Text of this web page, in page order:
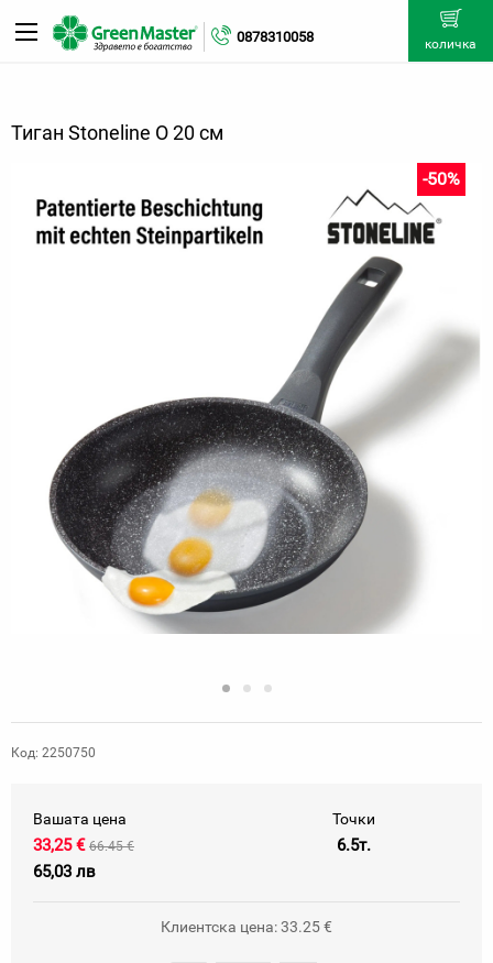
0878310058 количка
Тиган Stoneline O 20 см
-50%
Код: 2250750
Вашата цена
33,25 € 66.45 €
65,03 лв
Точки
6.5т.
Клиентска цена: 33.25 €